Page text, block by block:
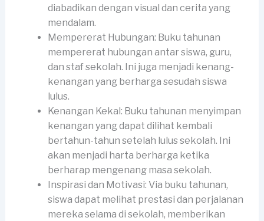
diabadikan dengan visual dan cerita yang
mendalam.
Mempererat Hubungan: Buku tahunan
mempererat hubungan antar siswa, guru,
dan staf sekolah. Ini juga menjadi kenang-
kenangan yang berharga sesudah siswa
lulus.
Kenangan Kekal: Buku tahunan menyimpan
kenangan yang dapat dilihat kembali
bertahun-tahun setelah lulus sekolah. Ini
akan menjadi harta berharga ketika
berharap mengenang masa sekolah.
Inspirasi dan Motivasi: Via buku tahunan,
siswa dapat melihat prestasi dan perjalanan
mereka selama di sekolah, memberikan